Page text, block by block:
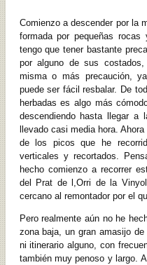
Comienzo a descender por la
formada por pequeñas
tengo que tener bastante
por alguno de sus
misma o más precaución,
puede ser fácil resbalar. De
herbadas es algo más
descendiendo hasta llegar a
llevado casi media hora.
de los picos que he
verticales y recortados.
hecho comienzo a recorrer
del Prat de l,Orri de la
cercano al remontador por el
Pero realmente aún no he
zona baja, un gran amasijo
ni itinerario alguno, con
también muy penoso y largo.